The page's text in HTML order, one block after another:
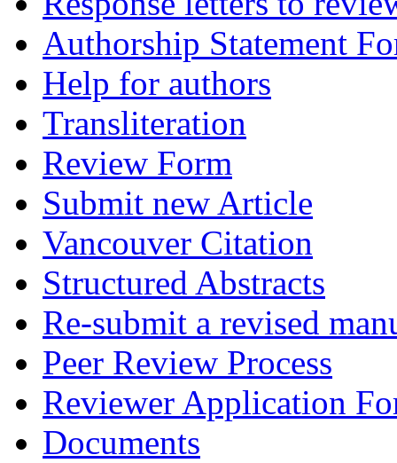
Authorship Statement
Help for authors
Transliteration
Review Form
Submit new Article
Vancouver Citation
Structured Abstracts
Re-submit a revised
Peer Review Process
Reviewer Application
Documents